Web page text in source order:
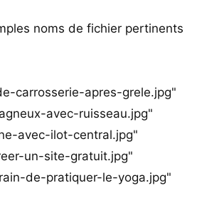
noms de fichier pertinents
carrosserie-apres-grele.jpg"
avec-ruisseau.jpg"
avec-ilot-central.jpg"
un-site-gratuit.jpg"
de-pratiquer-le-yoga.jpg"